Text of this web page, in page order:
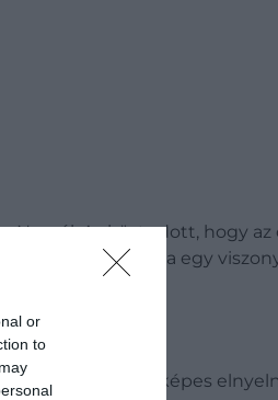
or
to
Az köztudott, hogy az
a napkorona egy
negyedét is képes